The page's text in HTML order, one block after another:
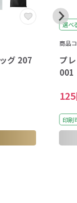
グ 207
選べ
商品
プ
001
印刷